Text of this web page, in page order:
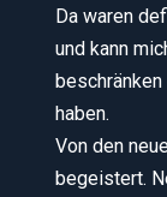
Da waren
und kann
haben.
Von den
begeistert.